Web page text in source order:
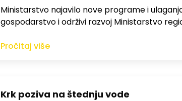
Ministarstvo najavilo nove programe i
gospodarstvo i održivi razvoj Ministarstvo
Pročitaj više
Krk poziva na štednju vode